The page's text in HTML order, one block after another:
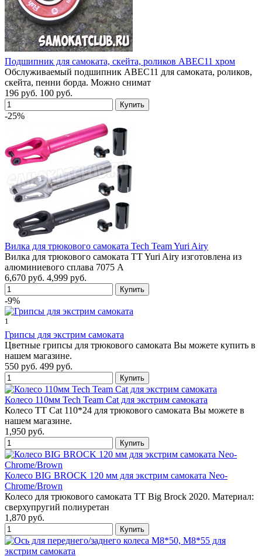
Подшипник для самоката, скейта, роликов ABEC11 хром
Обслуживаемый подшипник ABEC11 для самоката, роликов,
скейта, пенни борда. Можно снимат
196 руб. 100 руб.
-25%
Вилка для трюкового самоката Tech Team Yuri Airy
Вилка для трюкового самоката TT Yuri Airy изготовлена из
алюминиевого сплава 7075 А
6,670 руб. 4,999 руб.
-9%
1
Грипсы для экстрим самоката
Цветные грипсы для трюкового самоката Вы можете купить в
нашем магазине.
550 руб. 499 руб.
Колесо 110мм Tech Team Cat для экстрим самоката
Колесо TT Cat 110*24 для трюкового самоката Вы можете в
нашем магазине.
1,950 руб.
Колесо BIG BROCK 120 мм для экстрим самоката Neo-
Chrome/Brown
Колесо для трюкового самоката TT Big Brock 2020. Материал:
сверхупругий полиуретан
1,870 руб.